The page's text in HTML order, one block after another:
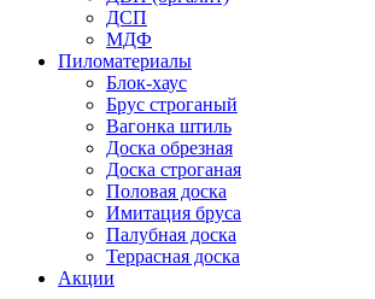
ДСП
МДФ
Пиломатериалы
Блок-хаус
Брус строганый
Вагонка штиль
Доска обрезная
Доска строганая
Половая доска
Имитация бруса
Палубная доска
Террасная доска
Акции